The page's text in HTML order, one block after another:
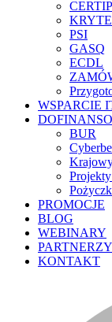
PSI
GASQ
ECDL
WSPARCIE
BUR
PROMOCJE
BLOG
WEBINARY
PARTNERZY
KONTAKT